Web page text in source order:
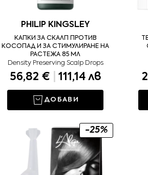
PHILIP KINGSLEY
КАПКИ ЗА СКАЛП ПРОТИВ
КОСОПАД И ЗА СТИМУЛИРАНЕ НА
РАСТЕЖА 85 МЛ
Density Preserving Scalp Drops
56,82 € 111,14 лв
ДОБАВИ
-25%